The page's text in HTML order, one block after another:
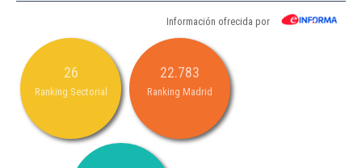
Información ofrecida por
26
Ranking Sectorial
22.783
Ranking Madrid